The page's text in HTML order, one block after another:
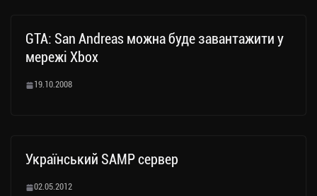
GTA: San Andreas можна буде завантажити у
мережі Xbox
19.10.2008
Український SAMP сервер
02.05.2012